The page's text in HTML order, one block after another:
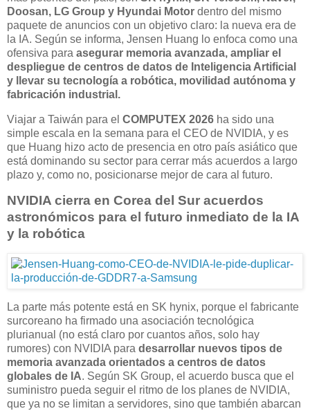
Doosan, LG Group y Hyundai Motor dentro del mismo
paquete de anuncios con un objetivo claro: la nueva era de
la IA. Según se informa, Jensen Huang lo enfoca como una
ofensiva para asegurar memoria avanzada, ampliar el
despliegue de centros de datos de Inteligencia Artificial
y llevar su tecnología a robótica, movilidad autónoma y
fabricación industrial.
Viajar a Taiwán para el COMPUTEX 2026 ha sido una
simple escala en la semana para el CEO de NVIDIA, y es
que Huang hizo acto de presencia en otro país asiático que
está dominando su sector para cerrar más acuerdos a largo
plazo y, como no, posicionarse mejor de cara al futuro.
NVIDIA cierra en Corea del Sur acuerdos
astronómicos para el futuro inmediato de la IA
y la robótica
La parte más potente está en SK hynix, porque el fabricante
surcoreano ha firmado una asociación tecnológica
plurianual (no está claro por cuantos años, solo hay
rumores) con NVIDIA para desarrollar nuevos tipos de
memoria avanzada orientados a centros de datos
globales de IA. Según SK Group, el acuerdo busca que el
suministro pueda seguir el ritmo de los planes de NVIDIA,
que ya no se limitan a servidores, sino que también abarcan